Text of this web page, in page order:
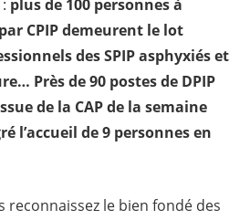
plus de 100 personnes à
CPIP demeurent le lot
des SPIP asphyxiés et
Près de 90 postes de DPIP
de la CAP de la semaine
l’accueil de 9 personnes en
reconnaissez le bien fondé des